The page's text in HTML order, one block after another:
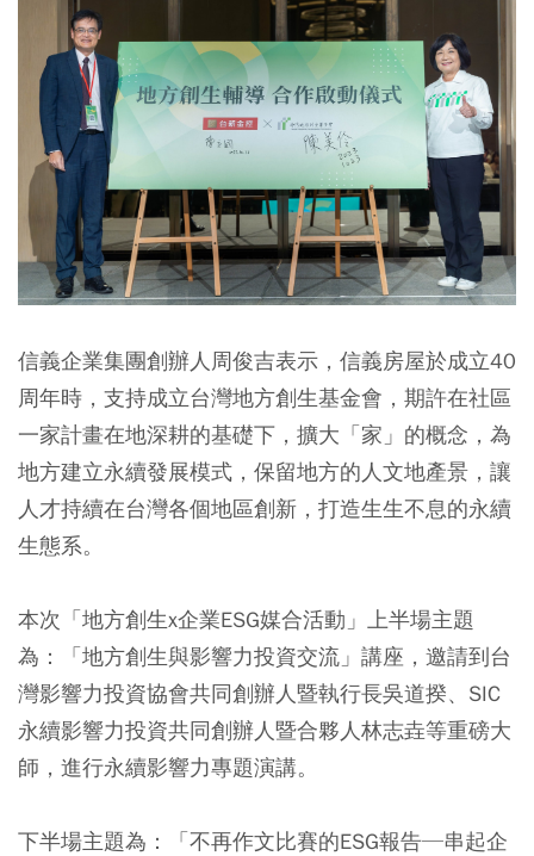
信義企業集團創辦人周俊吉表示，信義房屋於成立40
周年時，支持成立台灣地方創生基金會，期許在社區
一家計畫在地深耕的基礎下，擴大「家」的概念，為
地方建立永續發展模式，保留地方的人文地產景，讓
人才持續在台灣各個地區創新，打造生生不息的永續
生態系。
本次「地方創生x企業ESG媒合活動」上半場主題
為：「地方創生與影響力投資交流」講座，邀請到台
灣影響力投資協會共同創辦人暨執行長吳道揆、SIC
永續影響力投資共同創辦人暨合夥人林志垚等重磅大
師，進行永續影響力專題演講。
下半場主題為：「不再作文比賽的ESG報告─串起企